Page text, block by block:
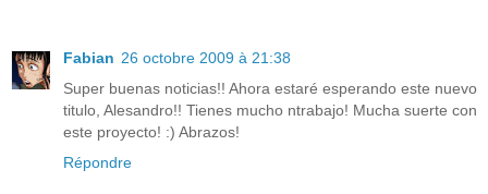
Fabian 26 octobre 2009 à 21:38
Super buenas noticias!! Ahora estaré esperando este nuevo
titulo, Alesandro!! Tienes mucho ntrabajo! Mucha suerte con
este proyecto! :) Abrazos!
Répondre